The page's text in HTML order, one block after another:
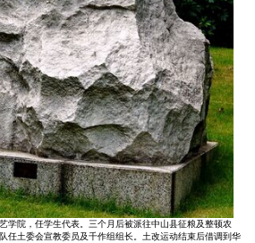
院，任学生代表。三个月后被派往中山县征粮及整顿农
任土委会宣教委员及千作组组长。土改运动结束后借调到华